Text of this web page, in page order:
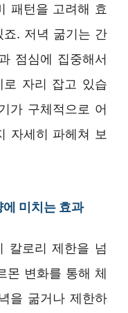
패턴을 고려해 효
죠. 저녁 굶기는 간
점심에 집중해서
로 자리 잡고 있습
가 구체적으로 어
자세히 파헤쳐 보
미치는 효과
칼로리 제한을 넘
몬 변화를 통해 체
을 굶거나 제한하